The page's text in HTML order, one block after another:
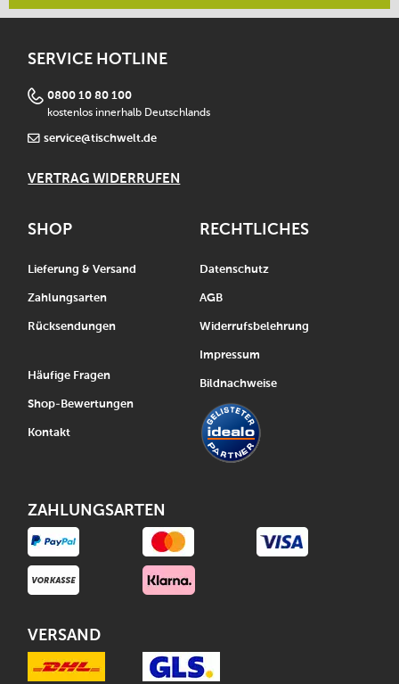
SERVICE HOTLINE
0800 10 80 100
kostenlos innerhalb Deutschlands
service@tischwelt.de
VERTRAG WIDERRUFEN
SHOP
Lieferung & Versand
Zahlungsarten
Rücksendungen
Häufige Fragen
Shop-Bewertungen
Kontakt
RECHTLICHES
Datenschutz
AGB
Widerrufsbelehrung
Impressum
Bildnachweise
ZAHLUNGSARTEN
VERSAND